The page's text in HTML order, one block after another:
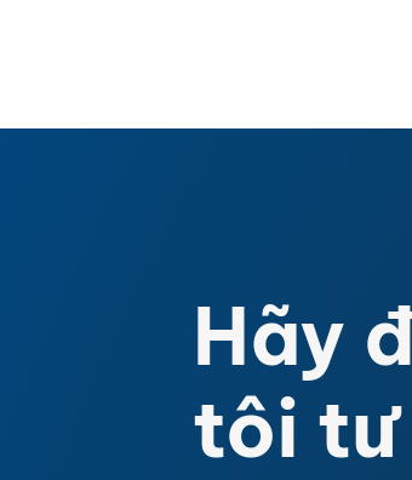
Hãy
tôi tư